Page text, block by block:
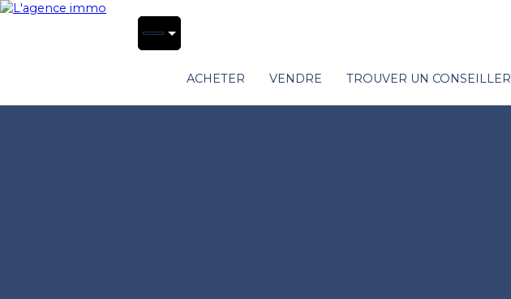
ACHETER VENDRE TROUVER UN CONSEILLER